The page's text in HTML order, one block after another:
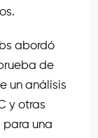
abordó
de
un análisis
y otras
para una